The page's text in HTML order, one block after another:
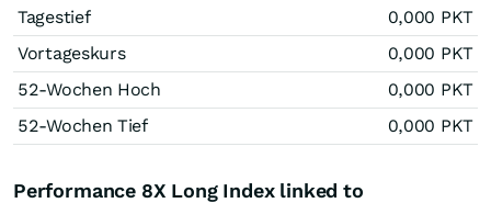
Tagestief 0,000 PKT
Vortageskurs
0,000 PKT
52-Wochen Hoch
0,000 PKT
52-Wochen Tief
0,000 PKT
Performance 8X Long Index linked to